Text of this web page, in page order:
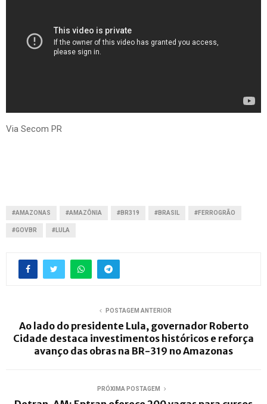
Via Secom PR
#AMAZONAS #AMAZÔNIA #BR319 #BRASIL #FERROGRÃO
#GOVBR #LULA
POSTAGEM ANTERIOR
Ao lado do presidente Lula, governador Roberto
Cidade destaca investimentos históricos e reforça
avanço das obras na BR-319 no Amazonas
PRÓXIMA POSTAGEM